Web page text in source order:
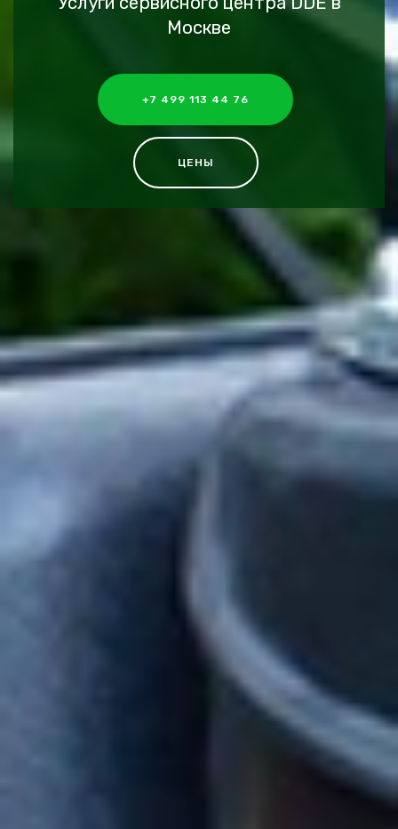
Москве
+7 499 113 44 76
ЦЕНЫ